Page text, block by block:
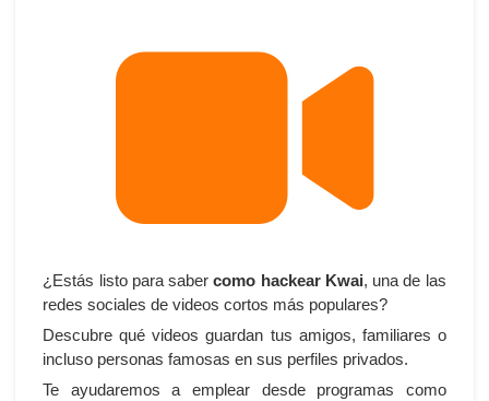
¿Estás listo para sabercomo hackear Kwai, una de las
redes sociales de videos cortos más populares?
Descubre qué videos guardan tus amigos, familiares o
incluso personas famosas en sus perfiles privados.
Te ayudaremos a emplear desde programas como